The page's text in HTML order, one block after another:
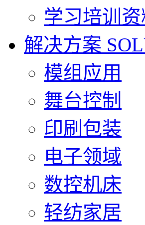
学习培训
解决方案
模组应用
舞台控制
印刷包装
电子领域
数控机床
轻纺家居